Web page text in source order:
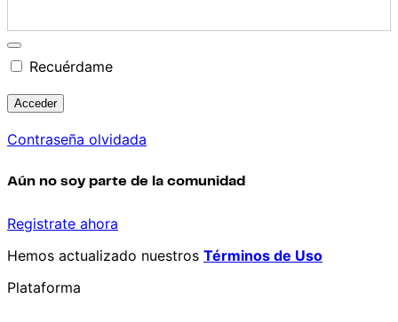
Recuérdame
Contraseña olvidada
Aún no soy parte de la comunidad
Registrate ahora
Hemos actualizado nuestros Términos de Uso
Plataforma